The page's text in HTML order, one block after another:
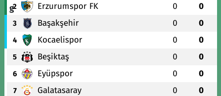
2 Erzurumspor FK 0 0
3 Başakşehir 0 0
4 Kocaelispor 0 0
5 Beşiktaş 0 0
6 Eyüpspor 0 0
7 Galatasaray 0 0